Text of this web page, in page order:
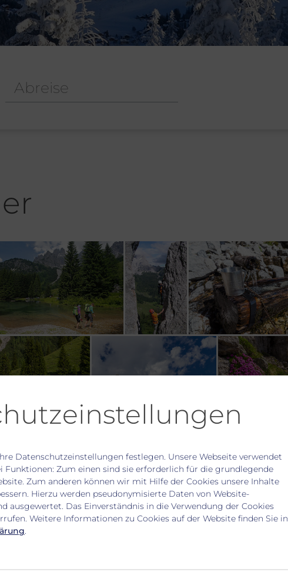
Datenschutzeinstellungen festlegen. Unsere Webseite verwendet
Funktionen: Zum einen sind sie erforderlich für die grundlegende
Zum anderen können wir mit Hilfe der Cookies unsere Inhalte
Hierzu werden pseudonymisierte Daten von Website-
ausgewertet. Das Einverständnis in die Verwendung der Cookies
Weitere Informationen zu Cookies auf der Website finden Sie in
.